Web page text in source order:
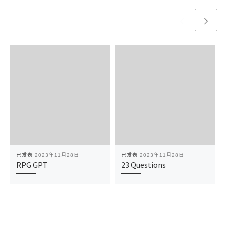
已发表 2023年11月28日
RPG GPT
已发表 2023年11月28日
23 Questions